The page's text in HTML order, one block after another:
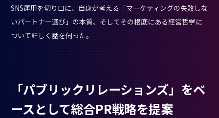
SNS運用を切り口に、自身が考える「マーケティングの失敗しな
いパートナー選び」の本質、そしてその根底にある経営哲学に
ついて詳しく話を伺った。
「パブリックリレーションズ」をベ
ースとして総合PR戦略を提案